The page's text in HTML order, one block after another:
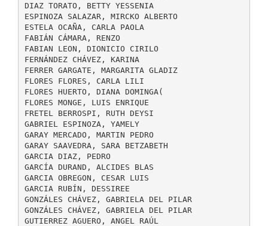
DIAZ TORATO, BETTY YESSENIA
ESPINOZA SALAZAR, MIRCKO ALBERTO
ESTELA OCAÑA, CARLA PAOLA
FABIÁN CÁMARA, RENZO
FABIAN LEON, DIONICIO CIRILO
FERNÁNDEZ CHÁVEZ, KARINA
FERRER GARGATE, MARGARITA GLADIZ
FLORES FLORES, CARLA LILI
FLORES HUERTO, DIANA DOMINGA(
FLORES MONGE, LUIS ENRIQUE
FRETEL BERROSPI, RUTH DEYSI
GABRIEL ESPINOZA, YAMELY
GARAY MERCADO, MARTIN PEDRO
GARAY SAAVEDRA, SARA BETZABETH
GARCIA DIAZ, PEDRO
GARCÍA DURAND, ALCIDES BLAS
GARCIA OBREGON, CESAR LUIS
GARCIA RUBÍN, DESSIREE
GONZÁLES CHÁVEZ, GABRIELA DEL PILAR
GONZÁLES CHÁVEZ, GABRIELA DEL PILAR
GUTIERREZ AGUERO, ANGEL RAÚL